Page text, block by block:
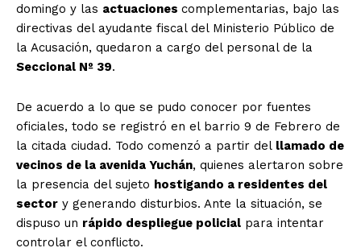
domingo y las actuaciones complementarias, bajo las
directivas del ayudante fiscal del Ministerio Público de
la Acusación, quedaron a cargo del personal de la
Seccional Nº 39.
De acuerdo a lo que se pudo conocer por fuentes
oficiales, todo se registró en el barrio 9 de Febrero de
la citada ciudad. Todo comenzó a partir del llamado de
vecinos de la avenida Yuchán, quienes alertaron sobre
la presencia del sujeto hostigando a residentes del
sector y generando disturbios. Ante la situación, se
dispuso un rápido despliegue policial para intentar
controlar el conflicto.